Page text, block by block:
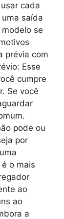
cada
saída
se
prévia com
Esse
cumpre
Se você
pode ou
por
o mais
ao
ao
a